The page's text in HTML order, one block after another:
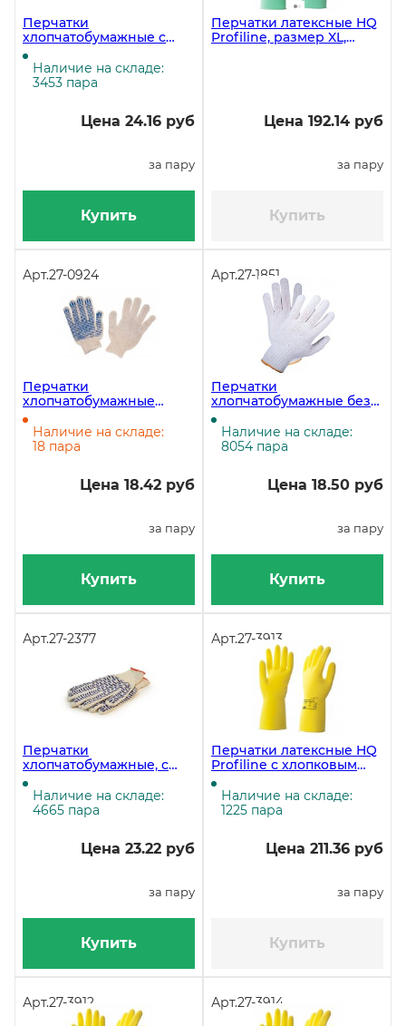
Перчатки
хлопчатобумажные с
ПВХ напылением, 5
нитей, 7 класс, черные
Наличие на складе:
3453 пара
Цена 24.16 руб
за пару
Купить
Перчатки латексные HQ
Profiline, размер XL,
Цена 192.14 руб
за пару
Купить
Арт.27-0924
Перчатки
хлопчатобумажные
Эконом, с ПВХ
напылением, 2 нити, 10
класс, 10 пар
Наличие на складе:
18 пара
Цена 18.42 руб
за пару
Купить
Арт.27-1851
Перчатки
хлопчатобумажные без
напыления, 10 класс, 4
нити, 500 пар
Наличие на складе:
8054 пара
Цена 18.50 руб
за пару
Купить
Арт.27-2377
Перчатки
хлопчатобумажные, с
ПВХ волна, 5 нитей, 10
класс, 300 пар
Наличие на складе:
4665 пара
Цена 23.22 руб
за пару
Купить
Арт.27-3913
Перчатки латексные HQ
Profiline с хлопковым
напылением, размер L
(8,5-9), желтые (ЧЗ)
Наличие на складе:
1225 пара
Цена 211.36 руб
за пару
Купить
Арт.27-3912 Арт.27-3914